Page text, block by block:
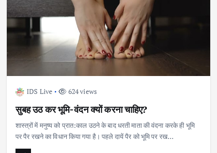
IDS Live 624 views
सुबह उठ कर भूमि-वंदन क्यों करना चाहिए?
शास्त्रों में मनुष्य को प्रात:काल उठने के बाद धरती माता की वंदना करके ही भूमि
पर पैर रखने का विधान किया गया है। पहले दायें पैर को भूमि पर रख…